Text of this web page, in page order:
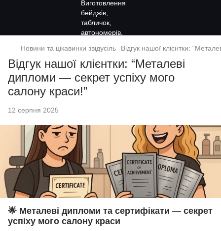
Новини та цікавинки звідусіль Відгук нашої клієнтки:
Відгук нашої клієнтки: “Металеві
дипломи — секрет успіху мого
салону краси!”
12 серпня 2025
🌟 Металеві дипломи та сертифікати — секрет
успіху мого салону краси